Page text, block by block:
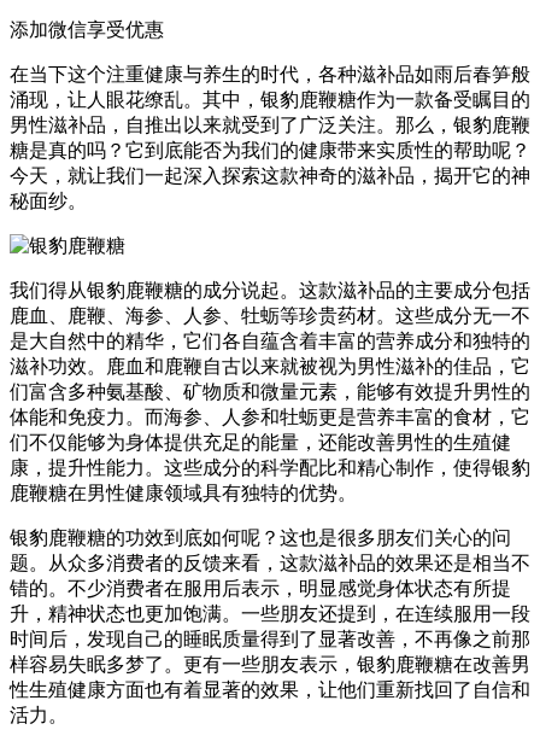
添加微信享受优惠
在当下这个注重健康与养生的时代，各种滋补品如雨后春笋般
涌现，让人眼花缭乱。其中，银豹鹿鞭糖作为一款备受瞩目的
男性滋补品，自推出以来就受到了广泛关注。那么，银豹鹿鞭
糖是真的吗？它到底能否为我们的健康带来实质性的帮助呢？
今天，就让我们一起深入探索这款神奇的滋补品，揭开它的神
秘面纱。
我们得从银豹鹿鞭糖的成分说起。这款滋补品的主要成分包括
鹿血、鹿鞭、海参、人参、牡蛎等珍贵药材。这些成分无一不
是大自然中的精华，它们各自蕴含着丰富的营养成分和独特的
滋补功效。鹿血和鹿鞭自古以来就被视为男性滋补的佳品，它
们富含多种氨基酸、矿物质和微量元素，能够有效提升男性的
体能和免疫力。而海参、人参和牡蛎更是营养丰富的食材，它
们不仅能够为身体提供充足的能量，还能改善男性的生殖健
康，提升性能力。这些成分的科学配比和精心制作，使得银豹
鹿鞭糖在男性健康领域具有独特的优势。
银豹鹿鞭糖的功效到底如何呢？这也是很多朋友们关心的问
题。从众多消费者的反馈来看，这款滋补品的效果还是相当不
错的。不少消费者在服用后表示，明显感觉身体状态有所提
升，精神状态也更加饱满。一些朋友还提到，在连续服用一段
时间后，发现自己的睡眠质量得到了显著改善，不再像之前那
样容易失眠多梦了。更有一些朋友表示，银豹鹿鞭糖在改善男
性生殖健康方面也有着显著的效果，让他们重新找回了自信和
活力。